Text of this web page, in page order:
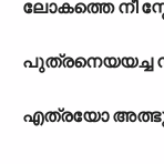
ലോകത്തെ നീ
പുത്രനെയയച്ച
എത്രയോ